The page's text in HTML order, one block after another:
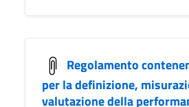
Regolamento
per la definizione,
valutazione della